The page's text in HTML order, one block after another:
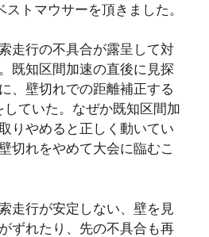
トマウサーを頂きました。
走行の不具合が露呈して対
既知区間加速の直後に見探
、壁切れでの距離補正する
していた。なぜか既知区間加
りやめると正しく動いてい
切れをやめて大会に臨むこ
走行が安定しない、壁を見
ずれたり、先の不具合も再